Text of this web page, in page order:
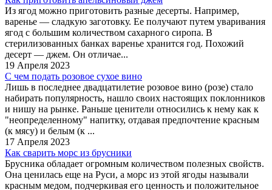
Из ягод можно приготовить разные десерты. Например,
варенье — сладкую заготовку. Ее получают путем уваривания
ягод с большим количеством сахарного сиропа. В
стерилизованных банках варенье хранится год. Похожий
десерт — джем. Он отличае...
19 Апреля 2023
С чем подать розовое сухое вино
Лишь в последнее двадцатилетие розовое вино (розе) стало
набирать популярность, нашло своих настоящих поклонников
и нишу на рынке. Раньше ценители относились к нему как к
"неопределенному" напитку, отдавая предпочтение красным
(к мясу) и белым (к ...
17 Апреля 2023
Как сварить морс из брусники
Брусника обладает огромным количеством полезных свойств.
Она ценилась еще на Руси, а морс из этой ягоды называли
красным медом, подчеркивая его ценность и положительное